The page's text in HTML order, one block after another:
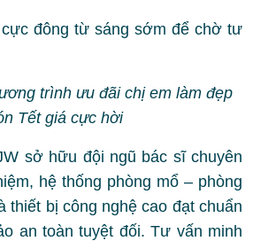
trình ưu đãi chị em làm đẹp
Tết giá cực hời
sở hữu đội ngũ bác sĩ chuyên
hệ thống phòng mổ – phòng
thiết bị công nghệ cao đạt chuẩn
an toàn tuyệt đối. Tư vấn minh